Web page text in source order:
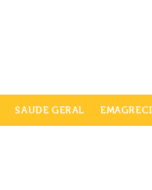
SAUDE GERAL